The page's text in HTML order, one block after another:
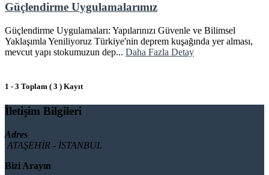
Güçlendirme Uygulamalarımız
Güçlendirme Uygulamaları: Yapılarınızı Güvenle ve Bilimsel
Yaklaşımla Yeniliyoruz Türkiye'nin deprem kuşağında yer alması,
mevcut yapı stokumuzun dep... Daha Fazla Detay
1 - 3 Toplam ( 3 ) Kayıt
İletişim Bilgileri
Adres
ATAŞEHİR - İSTANBUL
Bizi Arayın